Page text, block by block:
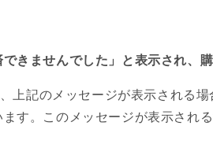
きませんでした」と表示され、
上記のメッセージが表示される
す。このメッセージが表示され